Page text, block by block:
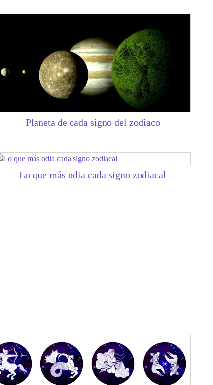
Planeta de cada signo del zodiaco
Lo que más odia cada signo zodiacal